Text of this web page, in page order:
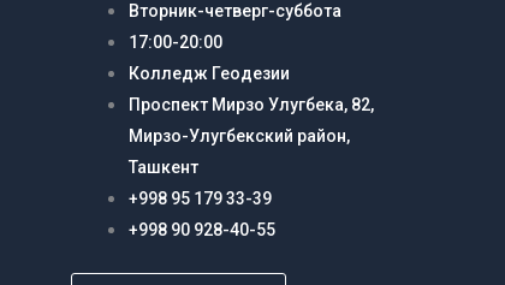
Вторник-четверг-суббота
17:00-20:00
Колледж Геодезии
Проспект Мирзо Улугбека, 82,
Мирзо-Улугбекский район,
Ташкент
+998 95 179 33-39
+998 90 928-40-55